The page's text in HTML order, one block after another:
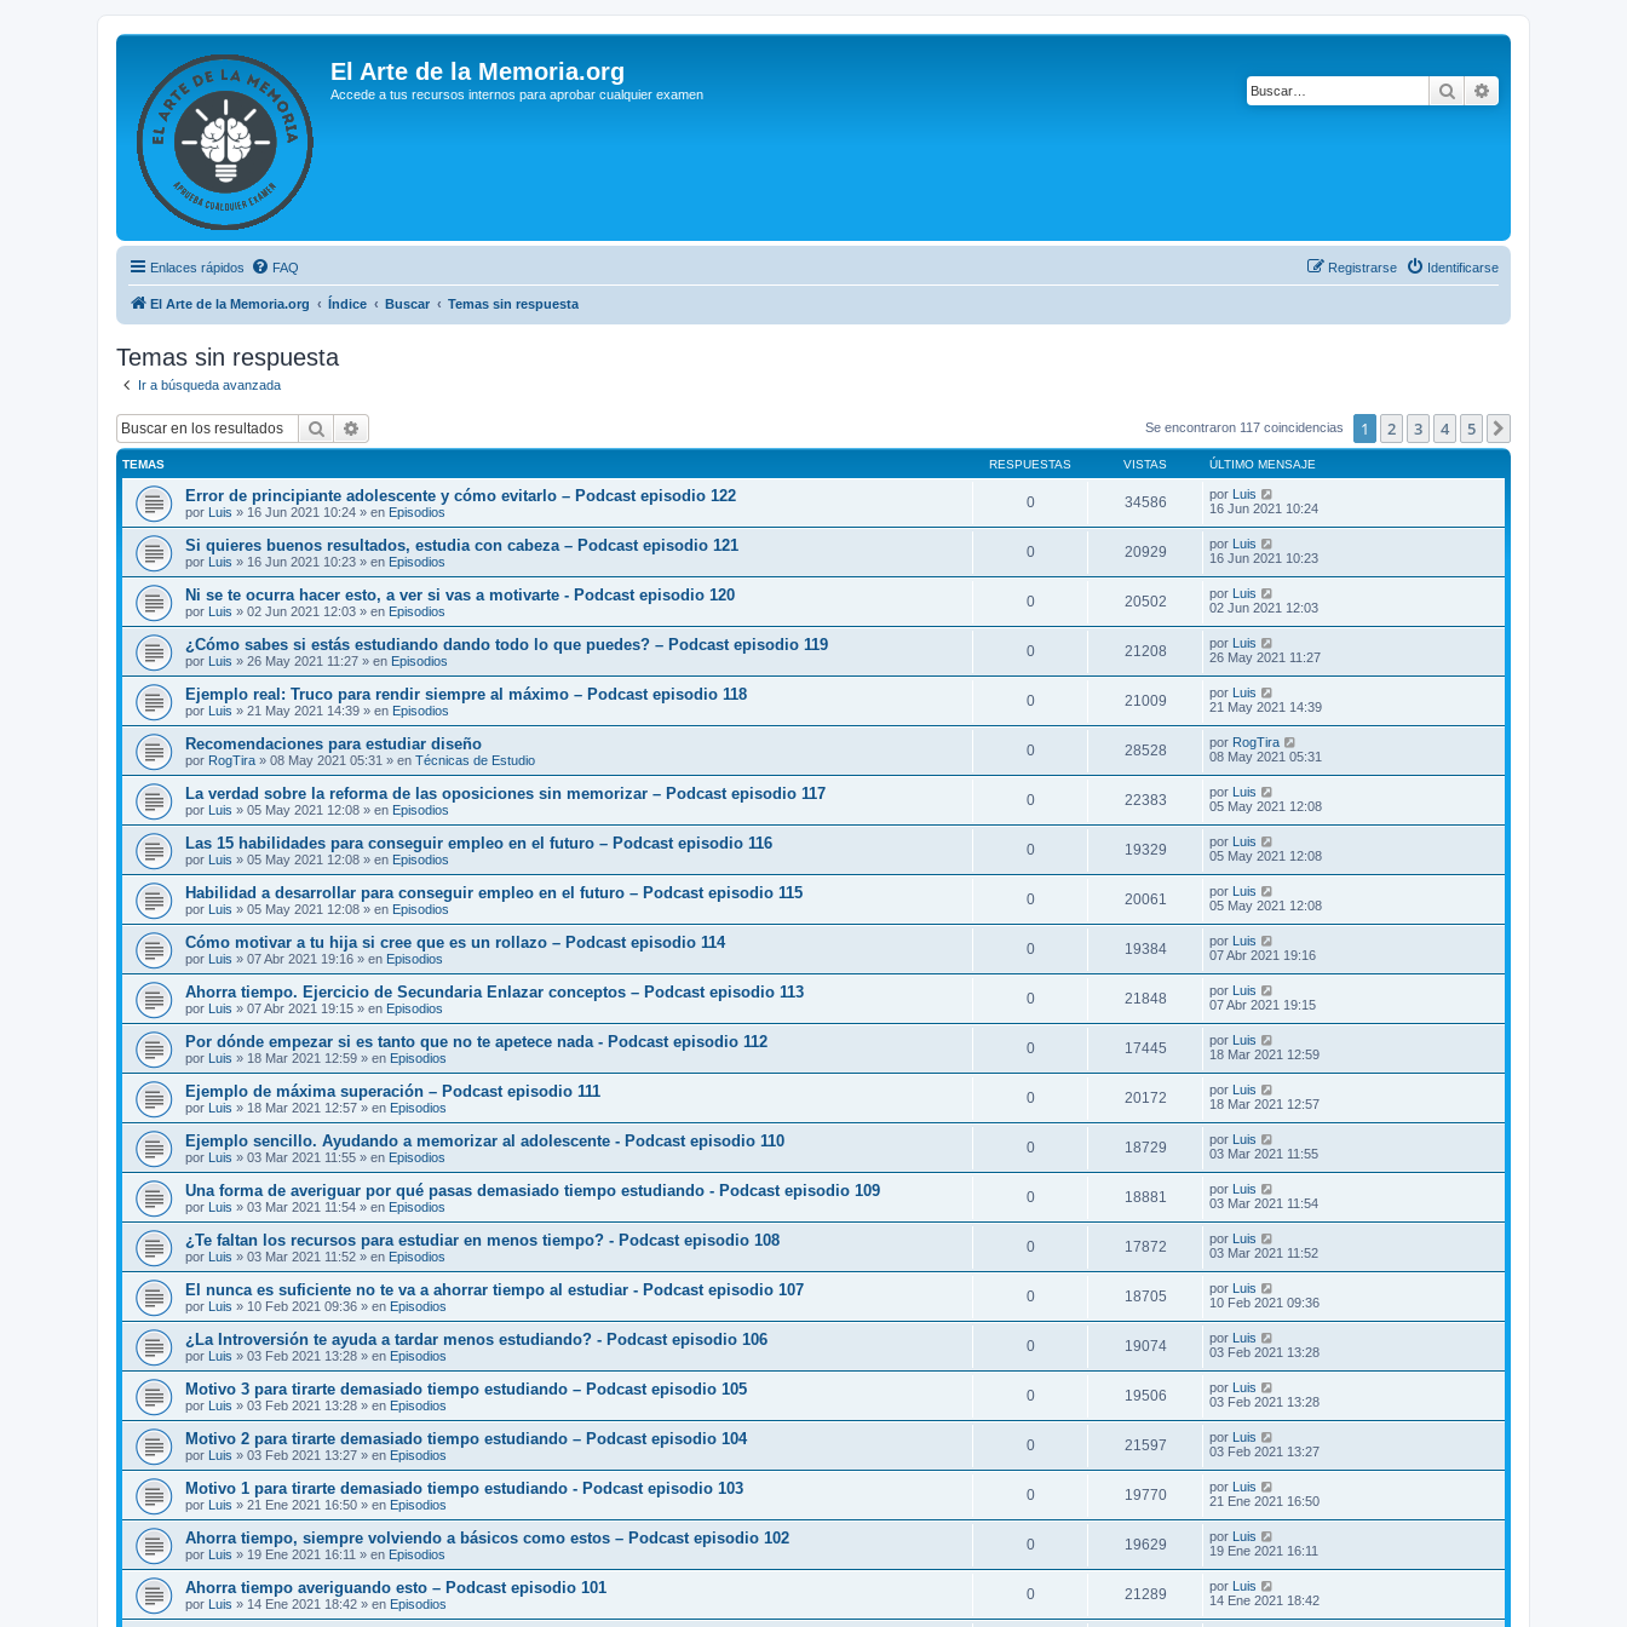
El Arte de la Memoria.org
Accede a tus recursos internos para aprobar cualquier examen Buscar
Enlaces rápidos FAQ Identificarse
Registrarse
El Arte de la Memoria.org Índice Buscar Temas sin respuesta
Temas sin respuesta
Ir a búsqueda avanzada
Buscar Se encontraron 117 coincidencias 1 2 3 4 5
TEMAS RESPUESTAS VISTAS ÚLTIMO MENSAJE
Error de principiante adolescente y cómo evitarlo – Podcast episodio 122
por Luis » 16 Jun 2021 10:24 » en Episodios
0 34586 por Luis
16 Jun 2021 10:24
Si quieres buenos resultados, estudia con cabeza – Podcast episodio 121
por Luis » 16 Jun 2021 10:23 » en Episodios
0 20929 por Luis
16 Jun 2021 10:23
Ni se te ocurra hacer esto, a ver si vas a motivarte - Podcast episodio 120
por Luis » 02 Jun 2021 12:03 » en Episodios
0 20502 por Luis
02 Jun 2021 12:03
¿Cómo sabes si estás estudiando dando todo lo que puedes? – Podcast episodio 119
por Luis » 26 May 2021 11:27 » en Episodios
0 21208 por Luis
26 May 2021 11:27
Ejemplo real: Truco para rendir siempre al máximo – Podcast episodio 118
por Luis » 21 May 2021 14:39 » en Episodios
0 21009 por Luis
21 May 2021 14:39
Recomendaciones para estudiar diseño
por RogTira » 08 May 2021 05:31 » en Técnicas de Estudio
0 28528 por RogTira
08 May 2021 05:31
La verdad sobre la reforma de las oposiciones sin memorizar – Podcast episodio 117
por Luis » 05 May 2021 12:08 » en Episodios
0 22383 por Luis
05 May 2021 12:08
Las 15 habilidades para conseguir empleo en el futuro – Podcast episodio 116
por Luis » 05 May 2021 12:08 » en Episodios
0 19329 por Luis
05 May 2021 12:08
Habilidad a desarrollar para conseguir empleo en el futuro – Podcast episodio 115
por Luis » 05 May 2021 12:08 » en Episodios
0 20061 por Luis
05 May 2021 12:08
Cómo motivar a tu hija si cree que es un rollazo – Podcast episodio 114
por Luis » 07 Abr 2021 19:16 » en Episodios
0 19384 por Luis
07 Abr 2021 19:16
Ahorra tiempo. Ejercicio de Secundaria Enlazar conceptos – Podcast episodio 113
por Luis » 07 Abr 2021 19:15 » en Episodios
0 21848 por Luis
07 Abr 2021 19:15
Por dónde empezar si es tanto que no te apetece nada - Podcast episodio 112
por Luis » 18 Mar 2021 12:59 » en Episodios
0 17445 por Luis
18 Mar 2021 12:59
Ejemplo de máxima superación – Podcast episodio 111
por Luis » 18 Mar 2021 12:57 » en Episodios
0 20172 por Luis
18 Mar 2021 12:57
Ejemplo sencillo. Ayudando a memorizar al adolescente - Podcast episodio 110
por Luis » 03 Mar 2021 11:55 » en Episodios
0 18729 por Luis
03 Mar 2021 11:55
Una forma de averiguar por qué pasas demasiado tiempo estudiando - Podcast episodio 109
por Luis » 03 Mar 2021 11:54 » en Episodios
0 18881 por Luis
03 Mar 2021 11:54
¿Te faltan los recursos para estudiar en menos tiempo? - Podcast episodio 108
por Luis » 03 Mar 2021 11:52 » en Episodios
0 17872 por Luis
03 Mar 2021 11:52
El nunca es suficiente no te va a ahorrar tiempo al estudiar - Podcast episodio 107
por Luis » 10 Feb 2021 09:36 » en Episodios
0 18705 por Luis
10 Feb 2021 09:36
¿La Introversión te ayuda a tardar menos estudiando? - Podcast episodio 106
por Luis » 03 Feb 2021 13:28 » en Episodios
0 19074 por Luis
03 Feb 2021 13:28
Motivo 3 para tirarte demasiado tiempo estudiando – Podcast episodio 105
por Luis » 03 Feb 2021 13:28 » en Episodios
0 19506 por Luis
03 Feb 2021 13:28
Motivo 2 para tirarte demasiado tiempo estudiando – Podcast episodio 104
por Luis » 03 Feb 2021 13:27 » en Episodios
0 21597 por Luis
03 Feb 2021 13:27
Motivo 1 para tirarte demasiado tiempo estudiando - Podcast episodio 103
por Luis » 21 Ene 2021 16:50 » en Episodios
0 19770 por Luis
21 Ene 2021 16:50
Ahorra tiempo, siempre volviendo a básicos como estos – Podcast episodio 102
por Luis » 19 Ene 2021 16:11 » en Episodios
0 19629 por Luis
19 Ene 2021 16:11
Ahorra tiempo averiguando esto – Podcast episodio 101
por Luis » 14 Ene 2021 18:42 » en Episodios
0 21289 por Luis
14 Ene 2021 18:42